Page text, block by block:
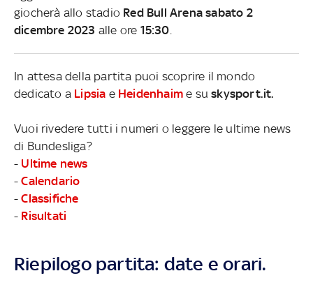
giocherà allo stadio Red Bull Arena sabato 2
dicembre 2023 alle ore 15:30
In attesa della partita puoi scoprire il mondo
dedicato a Lipsia e Heidenhaim e suskysport.it.
Vuoi rivedere tutti i numeri o leggere le ultime news
di Bundesliga?
- Ultime news
-Calendario
-Classifiche
- Risultati
Riepilogo partita: date e orari.